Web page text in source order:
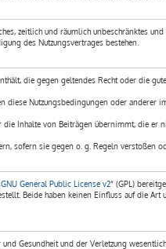
zeitlich und räumlich unbeschränktes
des Nutzungsvertrages bestehen.
die gegen geltendes Recht oder die
diese Nutzungsbedingungen oder
Inhalte von Beiträgen übernimmt, die
sofern sie gegen o. g. Regeln verstoßen
GNU General Public License v2“ (GPL)
Beide haben keinen Einfluss auf die
Gesundheit und der Verletzung